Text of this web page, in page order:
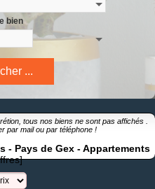
bien
tous nos biens ne sont pas affichés .
par mailou par téléphone !
- Pays de Gex -Appartements